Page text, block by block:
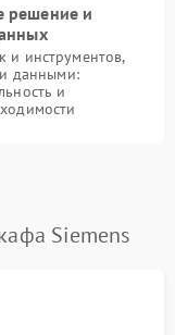
решение и
и инструментов,
данными:
и
Siemens